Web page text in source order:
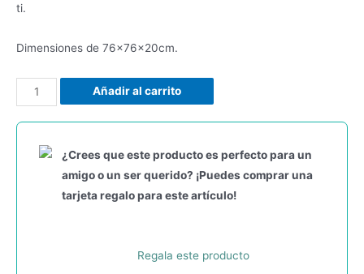
ti.
Dimensiones de 76x76x20cm.
Añadir al carrito
¿Crees que este producto es perfecto para un
amigo o un ser querido? ¡Puedes comprar una
tarjeta regalo para este artículo!
Regala este producto